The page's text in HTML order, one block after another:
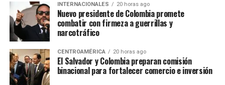
INTERNACIONALES 20 horas ago
Nuevo presidente de Colombia promete
combatir con firmeza a guerrillas y
narcotráfico
CENTROAMÉRICA 20 horas ago
El Salvador y Colombia preparan comisión
binacional para fortalecer comercio e inversión